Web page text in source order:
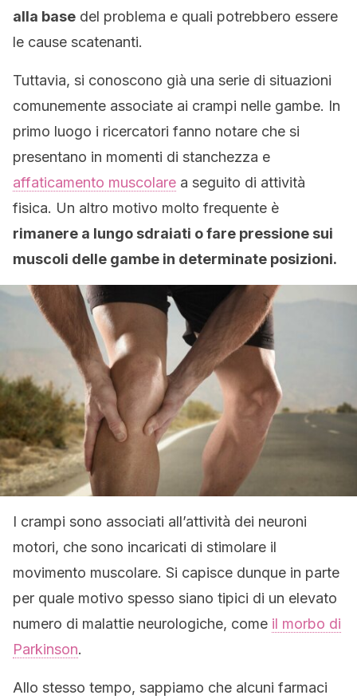
alla base del problema e quali potrebbero essere
le cause scatenanti.
Tuttavia, si conoscono già una serie di situazioni
comunemente associate ai crampi nelle gambe. In
primo luogo i ricercatori fanno notare che si
presentano in momenti di stanchezza e
affaticamento muscolare a seguito di attività
fisica. Un altro motivo molto frequente è
rimanere a lungo sdraiati o fare pressione sui
muscoli delle gambe in determinate posizioni.
I crampi sono associati all’attività dei neuroni
motori, che sono incaricati di stimolare il
movimento muscolare. Si capisce dunque in parte
per quale motivo spesso siano tipici di un elevato
numero di malattie neurologiche, come il morbo di
Parkinson.
Allo stesso tempo, sappiamo che alcuni farmaci